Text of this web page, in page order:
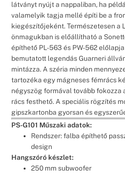
látványt nyújt a nappaliban, ha
valamelyik tagja mellé építi be a
kiegészítőjeként. Természetesen a
önmagukban is előállítható a
építhető PL-563 és PW-562
bemutatott legendás Guarneri
mintázza. A széria minden
tartozéka egy mágneses fémrács
négyszög formával tovább fokozza
rács festhető. A speciális rögzítés
gipszkartonba gyorsan és
PS-G101 Műszaki adatok:
Rendszer: falba építhető
design
Hangszóró készlet:
250 mm subwoofer